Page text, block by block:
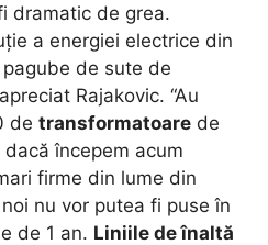
dramatic de grea.
a energiei electrice din
de sute de
Rajakovic. “Au
de transformatoare de
începem acum
firme din lume din
nu vor putea fi puse în
de 1 an. Liniile de înaltă